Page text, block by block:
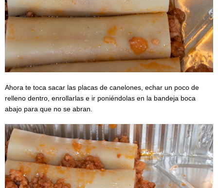
Ahora te toca sacar las placas de canelones, echar un poco de
relleno dentro, enrollarlas e ir poniéndolas en la bandeja boca
abajo para que no se abran.